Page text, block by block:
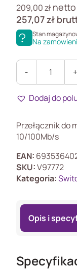
209,00złnetto
257,07zł
Stan
Na
-
TL-
SF1024
do
montażu
szafie,
24xFE
+
Dodaj do
Przełącznik do
10/100Mb/s
EAN:
SKU:V97772
Kategoria:
Opis i